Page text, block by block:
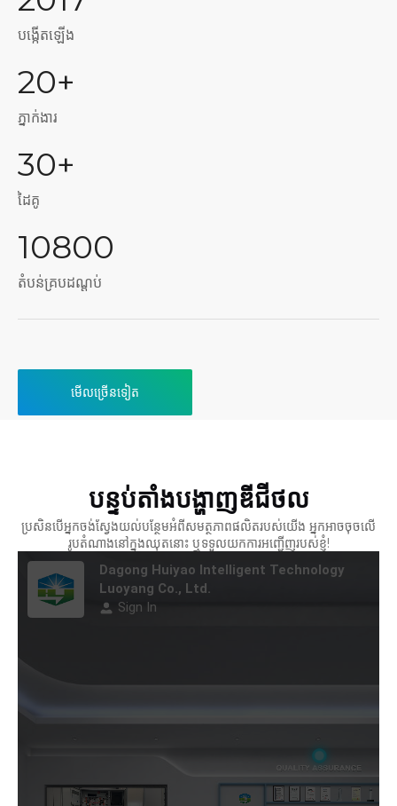
បង្កើតឡើង
20+
ភ្នាក់ងារ
30+
ដៃគូ
10800
តំបន់គ្របដណ្តប់
មើលច្រើនទៀត
បន្ទប់តាំងបង្ហាញឌីជីថល
ប្រសិនបើអ្នកចង់ស្វែងយល់បន្ថែមអំពីសមត្ថភាពផលិតរបស់យើង អ្នកអាចចុចលើ
រូបតំណាងនៅក្នុងឈុតនោះ ឬទទួលយកការអញ្ជើញរបស់ខ្ញុំ!